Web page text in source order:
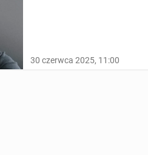
30 czerwca 2025, 11:00